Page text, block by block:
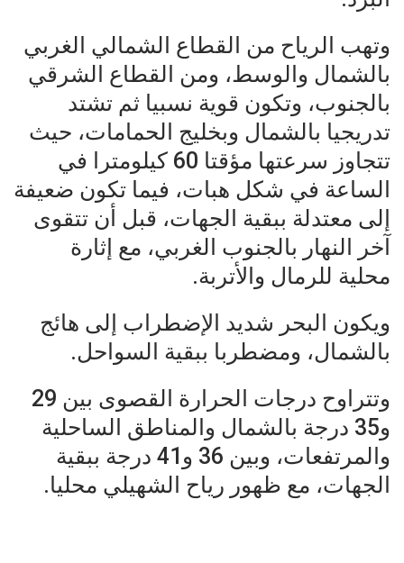
وتهب الرياح من القطاع الشمالي الغربي
بالشمال والوسط، ومن القطاع الشرقي
بالجنوب، وتكون قوية نسبيا ثم تشتد
تدريجيا بالشمال وبخليج الحمامات، حيث
تتجاوز سرعتها مؤقتا 60 كيلومترا في
الساعة في شكل هبات، فيما تكون ضعيفة
إلى معتدلة ببقية الجهات، قبل أن تتقوى
آخر النهار بالجنوب الغربي، مع إثارة
محلية للرمال والأتربة.
ويكون البحر شديد الإضطراب إلى هائج
بالشمال، ومضطربا ببقية السواحل.
وتتراوح درجات الحرارة القصوى بين 29
و35 درجة بالشمال والمناطق الساحلية
والمرتفعات، وبين 36 و41 درجة ببقية
الجهات، مع ظهور رياح الشهيلي محليا.